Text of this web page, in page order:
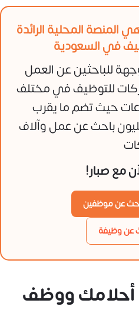
المنصة المحلية الرائدة
في السعودية
للباحثين عن العمل
للتوظيف في مختلف
حيث تضم ما يقرب
باحث عن عمل وآلاف
مع صبار!
عن موظفين
عن وظيفة
أحلامك ووظف